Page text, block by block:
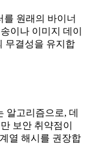
를 원래의 바이너
이나 이미지 데이
무결성을 유지합
알고리즘으로, 데
보안 취약점이
열 해시를 권장합